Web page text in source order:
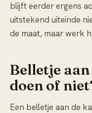
blijft eerder ergens
uitstekend uiteinde
de maat, maar werk
Belletje
doen of
Een belletje aan de